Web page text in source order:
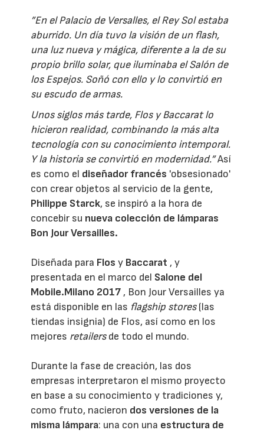
”En el Palacio de Versalles, el Rey Sol estaba
aburrido. Un día tuvo la visión de un flash,
una luz nueva y mágica, diferente a la de su
propio brillo solar, que iluminaba el Salón de
los Espejos. Soñó con ello y lo convirtió en
su escudo de armas.
Unos siglos más tarde, Flos y Baccarat lo
hicieron realidad, combinando la más alta
tecnología con su conocimiento intemporal.
Y la historia se convirtió en modernidad.”Así
es como el diseñador francés 'obsesionado'
con crear objetos al servicio de la gente,
Philippe Starck, se inspiró a la hora de
concebir su nueva colección de lámparas
Bon Jour Versailles.
Diseñada para Flos y Baccarat , y
presentada en el marco del Salone del
Mobile.Milano 2017 , Bon Jour Versailles ya
está disponible en las flagship stores(las
tiendas insignia) de Flos, así como en los
mejores retailersde todo el mundo.
Durante la fase de creación, las dos
empresas interpretaron el mismo proyecto
en base a su conocimiento y tradiciones y,
como fruto, nacieron dos versiones de la
misma lámpara: una con una estructura de